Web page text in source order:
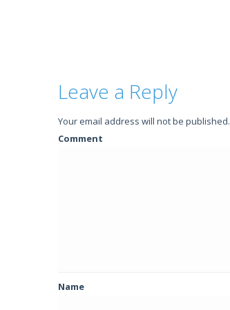
Leave a Reply
Your email address will not be published.
Comment
Name